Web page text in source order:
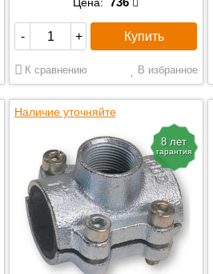
- + Купить
К сравнению В избранное
Наличие уточняйте
8 лет
гарантия